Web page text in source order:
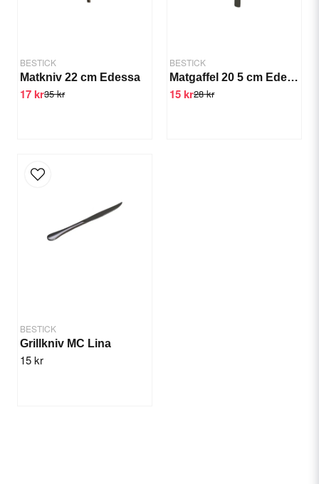
BESTICK
Matkniv 22 cm Edessa
35 kr
17 kr
BESTICK
Matgaffel 20 5 cm Edessa
28 kr
15 kr
BESTICK
Grillkniv MC Lina
15 kr